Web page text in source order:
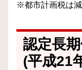
※都市計画税は
認定長
(平成21